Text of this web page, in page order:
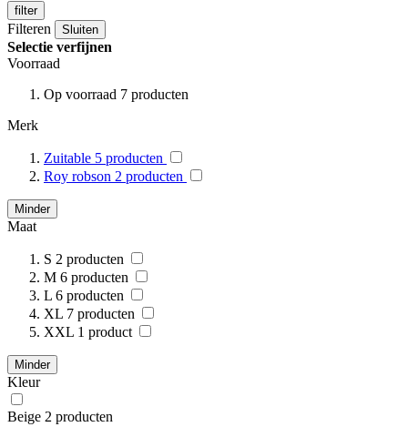
filter
Filteren Sluiten
Selectie verfijnen
Voorraad
Op voorraad 7 producten
Merk
Zuitable 5 producten
Roy robson 2 producten
Minder
Maat
S 2 producten
M 6 producten
L 6 producten
XL 7 producten
XXL 1 product
Minder
Kleur
Beige 2 producten